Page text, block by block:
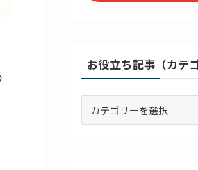
お役立ち記事（カテ